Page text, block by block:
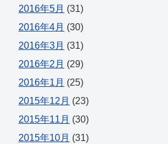
2016年5月 (31)
2016年4月 (30)
2016年3月 (31)
2016年2月 (29)
2016年1月 (25)
2015年12月 (23)
2015年11月 (30)
2015年10月 (31)